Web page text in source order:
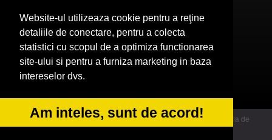
Website-ul utilizeaza cookie pentru a reţine
detaliile de conectare, pentru a colecta
statistici cu scopul de a optimiza functionarea
site-ului si pentru a furniza marketing in baza
intereselor dvs.
Am inteles, sunt de acord!
Birouri-Cadastru.ro
CramaVinuri.ro
FirmaTractariAuto.ro
© 2014 Powered by OdinMedia | este inscrisa la Autoritatea Nationala de